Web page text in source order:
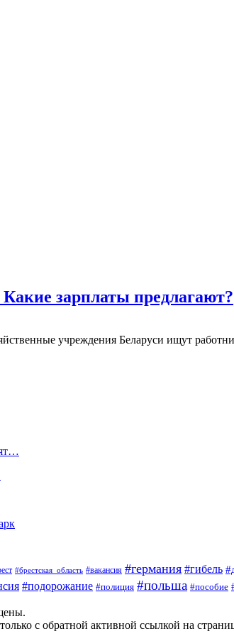
зарплаты предлагают?
учреждения Беларуси ищут
#брестская_область #вакансия #германия #гибель
#подорожание #полиция #польша #пособие
с обратной активной ссылкой на